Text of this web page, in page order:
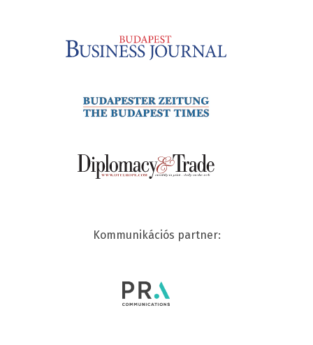
Kommunikációs partner: